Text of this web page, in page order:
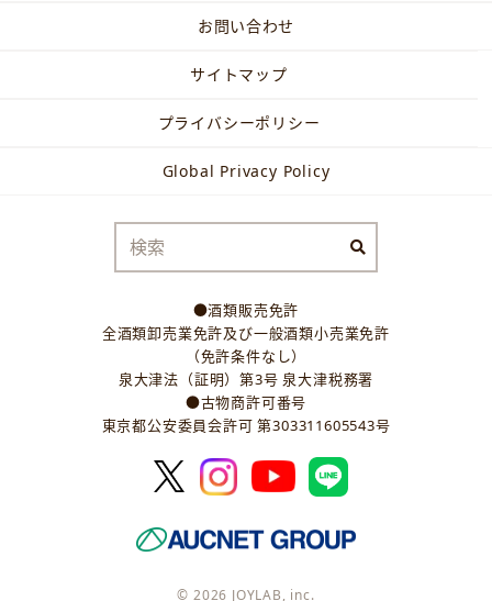
お問い合わせ
サイトマップ
プライバシーポリシー
Global Privacy Policy
●酒類販売免許
全酒類卸売業免許及び一般酒類小売業免許
（免許条件なし）
泉大津法（証明）第3号 泉大津税務署
●古物商許可番号
東京都公安委員会許可 第303311605543号
© 2026 JOYLAB, inc.